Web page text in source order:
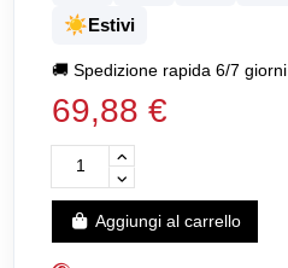
☀️Estivi
🚚Spedizione rapida 6/7 giorni
69,88 €
Aggiungi al carrello